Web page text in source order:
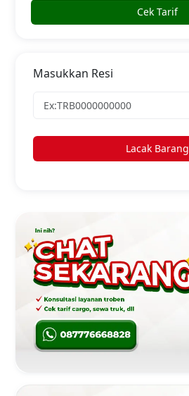
Cek Tarif
Masukkan Resi
Lacak Barang